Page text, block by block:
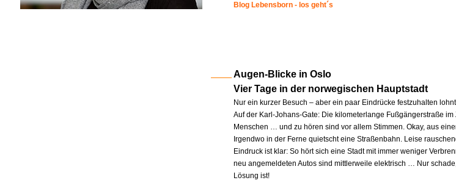
Blog Lebensborn - los geht´s
Augen-Blicke in Oslo
Vier Tage in der norwegischen Hauptstadt
Nur ein kurzer Besuch – aber ein paar Eindrücke festzuhalten
Auf der Karl-Johans-Gate: Die kilometerlange Fußgängerstraße im
Menschen … und zu hören sind vor allem Stimmen. Okay, aus
Irgendwo in der Ferne quietscht eine Straßenbahn. Leise
Eindruck ist klar: So hört sich eine Stadt mit immer weniger
neu angemeldeten Autos sind mittlerweile elektrisch … Nur
Lösung ist!